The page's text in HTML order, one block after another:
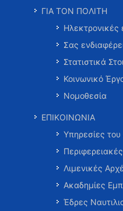
ΓΙΑ ΤΟΝ ΠΟΛΙΤΗ
Ηλεκτρονικές
Σας
Στατιστικά
Κοινωνικό
Νομοθεσία
ΕΠΙΚΟΙΝΩΝΙΑ
Υπηρεσίες
Λιμενικές
Ακαδημίες
Έδρες